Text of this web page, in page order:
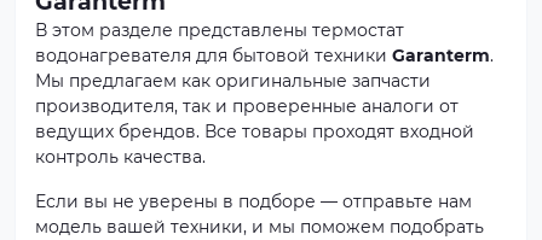
В этом разделе представлены термостат
водонагревателя для бытовой техники Garanterm.
Мы предлагаем как оригинальные запчасти
производителя, так и проверенные аналоги от
ведущих брендов. Все товары проходят входной
контроль качества.
Если вы не уверены в подборе — отправьте нам
модель вашей техники, и мы поможем подобрать